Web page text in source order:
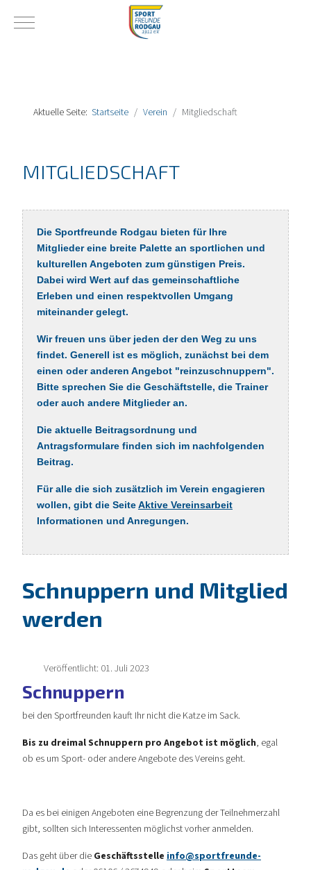
Mobile Menu Toggle
Aktuelle Seite: Startseite Verein Mitgliedschaft
MITGLIEDSCHAFT
Die Sportfreunde Rodgau bieten für Ihre
Mitglieder eine breite Palette an sportlichen und
kulturellen Angeboten zum günstigen Preis.
Dabei wird Wert auf das gemeinschaftliche
Erleben und einen respektvollen Umgang
miteinander gelegt.
Wir freuen uns über jeden der den Weg zu uns
findet. Generell ist es möglich, zunächst bei dem
einen oder anderen Angebot "reinzuschnuppern".
Bitte sprechen Sie die Geschäftstelle, die Trainer
oder auch andere Mitglieder an.
Die aktuelle Beitragsordnung und
Antragsformulare finden sich im nachfolgenden
Beitrag.
Für alle die sich zusätzlich im Verein engagieren
wollen, gibt die SeiteAktive Vereinsarbeit
Informationen und Anregungen.
Schnuppern und Mitglied
werden
Veröffentlicht: 01. Juli 2023
Schnuppern
bei den Sportfreunden kauft Ihr nicht die Katze im Sack.
Bis zu dreimal Schnuppern pro Angebot ist möglich, egal
ob es um Sport- oder andere Angebote des Vereins geht.
Da es bei einigen Angeboten eine Begrenzung der Teilnehmerzahl
gibt, sollten sich Interessenten möglichst vorher anmelden.
Das geht über die Geschäftsstelle info@sportfreunde-